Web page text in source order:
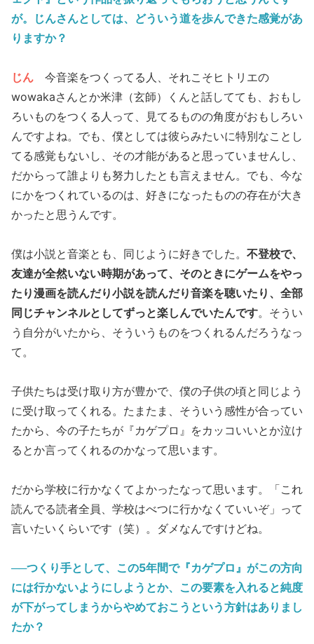
が。じんさんとしては、どういう道を歩んできた感覚があ
りますか？
じん 今音楽をつくってる人、それこそヒトリエの
wowakaさんとか米津（玄師）くんと話してても、おもし
ろいものをつくる人って、見てるものの角度がおもしろい
んですよね。でも、僕としては彼らみたいに特別なことし
てる感覚もないし、その才能があると思っていませんし、
だからって誰よりも努力したとも言えません。でも、今な
にかをつくれているのは、好きになったものの存在が大き
かったと思うんです。
僕は小説と音楽とも、同じように好きでした。 不登校で、
友達が全然いない時期があって、そのときにゲームをやっ
たり漫画を読んだり小説を読んだり音楽を聴いたり、全部
同じチャンネルとしてずっと楽しんでいたんです。そうい
う自分がいたから、そういうものをつくれるんだろうなっ
て。
子供たちは受け取り方が豊かで、僕の子供の頃と同じよう
に受け取ってくれる。たまたま、そういう感性が合ってい
たから、今の子たちが『カゲプロ』をカッコいいとか泣け
るとか言ってくれるのかなって思います。
だから学校に行かなくてよかったなって思います。「これ
読んでる読者全員、学校はべつに行かなくていいぞ」って
言いたいくらいです（笑）。ダメなんですけどね。
──つくり手として、この5年間で『カゲプロ』がこの方向
には行かないようにしようとか、この要素を入れると純度
が下がってしまうからやめておこうという方針はありまし
たか？